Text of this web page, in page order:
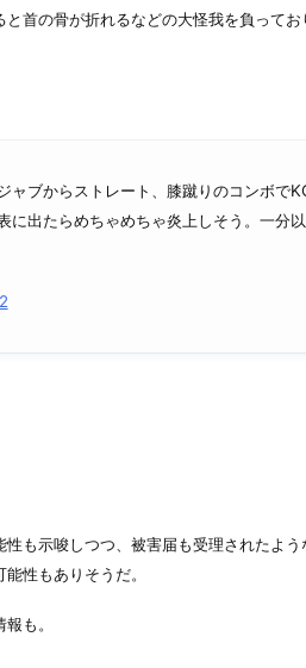
首の骨が折れるなどの大怪我を負ってお
ブからストレート、膝蹴りのコンボで
に出たらめちゃめちゃ炎上しそう。一分
も示唆しつつ、被害届も受理されたよう
性もありそうだ。
も。